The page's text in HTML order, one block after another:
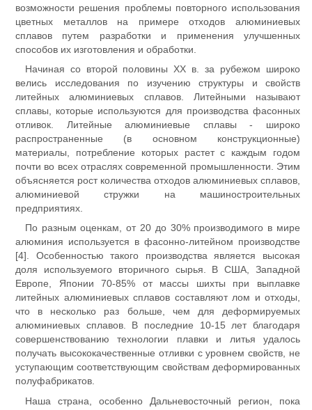
возможности решения проблемы повторного использования
цветных металлов на примере отходов алюминиевых
сплавов путем разработки и применения улучшенных
способов их изготовления и обработки.
Начиная со второй половины XX в. за рубежом широко
велись исследования по изучению структуры и свойств
литейных алюминиевых сплавов. Литейными называют
сплавы, которые используются для производства фасонных
отливок. Литейные алюминиевые сплавы - широко
распространенные (в основном конструкционные)
материалы, потребление которых растет с каждым годом
почти во всех отраслях современной промышленности. Этим
объясняется рост количества отходов алюминиевых сплавов,
алюминиевой стружки на машиностроительных
предприятиях.
По разным оценкам, от 20 до 30% производимого в мире
алюминия используется в фасонно-литейном производстве
[4]. Особенностью такого производства является высокая
доля используемого вторичного сырья. В США, Западной
Европе, Японии 70-85% от массы шихты при выплавке
литейных алюминиевых сплавов составляют лом и отходы,
что в несколько раз больше, чем для деформируемых
алюминиевых сплавов. В последние 10-15 лет благодаря
совершенствованию технологии плавки и литья удалось
получать высококачественные отливки с уровнем свойств, не
уступающим соответствующим свойствам деформированных
полуфабрикатов.
Наша страна, особенно Дальневосточный регион, пока